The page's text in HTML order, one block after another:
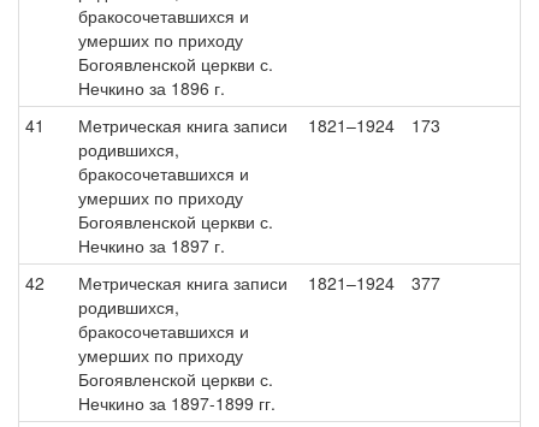
бракосочетавшихся и
умерших по приходу
Богоявленской церкви с.
Нечкино за 1896 г.
41
Метрическая книга записи
родившихся,
бракосочетавшихся и
умерших по приходу
Богоявленской церкви с.
Нечкино за 1897 г.
1821–1924 173
42
Метрическая книга записи
родившихся,
бракосочетавшихся и
умерших по приходу
Богоявленской церкви с.
Нечкино за 1897-1899 гг.
1821–1924 377